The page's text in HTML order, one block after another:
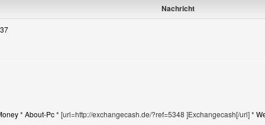
Nachricht
* About-Pc* [url=http://exchangecash.de/?ref=5348 ]Exchangecash[/url] *